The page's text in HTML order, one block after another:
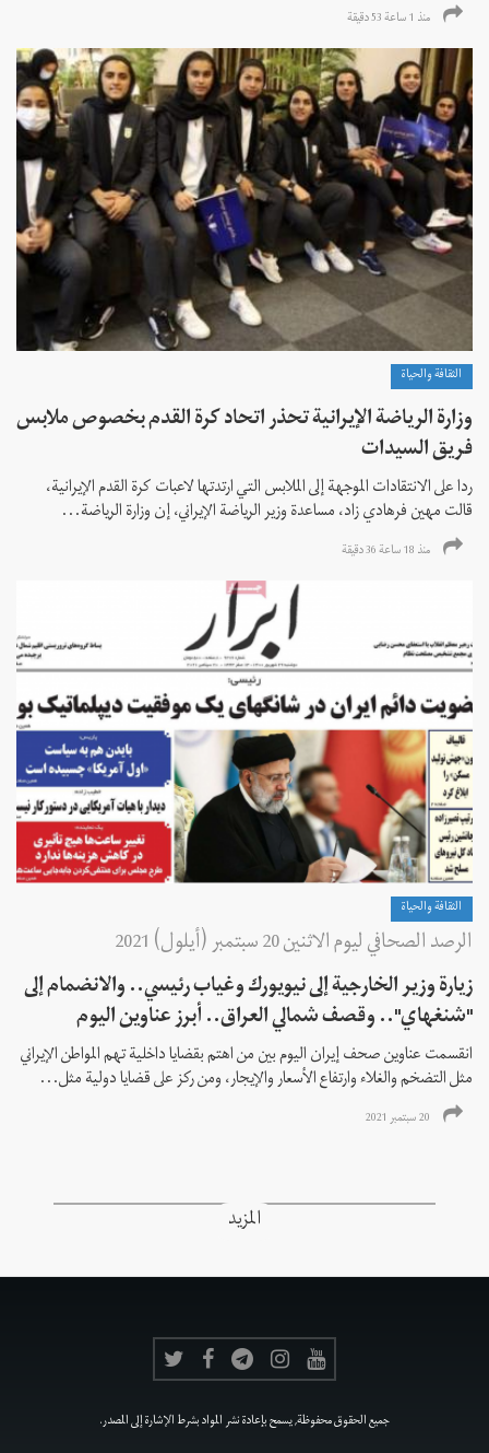
منذ 1 ساعة 53 دقیقة
الثقافة والحياة
وزارة الرياضة الإيرانية تحذر اتحاد كرة القدم بخصوص ملابس
فريق السيدات
ردا على الانتقادات الموجهة إلى الملابس التي ارتدتها لاعبات كرة القدم الإيرانية،
قالت مهين فرهادي زاد، مساعدة وزير الرياضة الإيراني، إن وزارة الرياضة...
منذ 18 ساعة 36 دقیقة
الثقافة والحياة
الرصد الصحافي ليوم الاثنين 20 سبتمبر (أيلول) 2021
زيارة وزير الخارجية إلى نيويورك وغياب رئيسي.. والانضمام إلى
"شنغهاي".. وقصف شمالي العراق.. أبرز عناوين اليوم
انقسمت عناوين صحف إيران اليوم بين من اهتم بقضايا داخلية تهم المواطن الإيراني
مثل التضخم والغلاء وارتفاع الأسعار والإيجار، ومن ركز على قضايا دولية مثل...
20 سبتمبر 2021
المزيد
جميع الحقوق محفوظة, يسمح بإعادة نشر المواد بشرط الإشارة إلى المصدر.